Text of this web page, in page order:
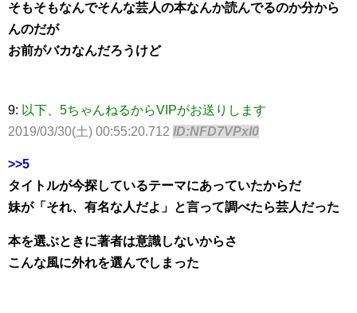
そもそもなんでそんな芸人の本なんか読んでるのか分から
んのだが
お前がバカなんだろうけど
9: 以下、5ちゃんねるからVIPがお送りします
2019/03/30(土) 00:55:20.712 ID:NFD7VPxl0
>>5
タイトルが今探しているテーマにあっていたからだ
妹が「それ、有名な人だよ」と言って調べたら芸人だった
本を選ぶときに著者は意識しないからさ
こんな風に外れを選んでしまった